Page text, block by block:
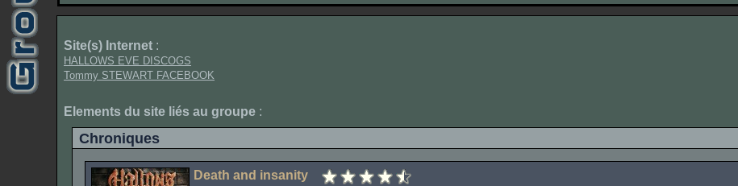
Site(s) Internet :
HALLOWS EVE DISCOGS
Tommy STEWART FACEBOOK
Elements du site liés au groupe :
Chroniques
Death and insanity